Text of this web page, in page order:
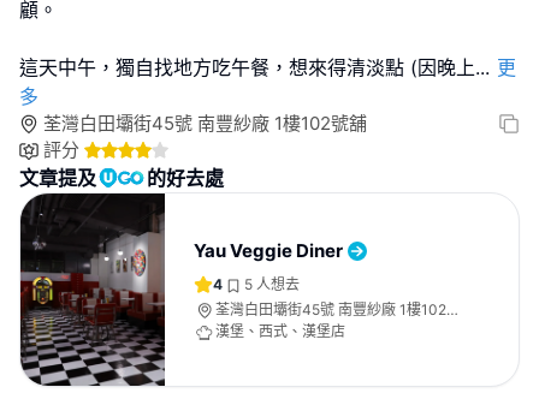
顧。
這天中午，獨自找地方吃午餐，想來得清淡點 (因晚上... 更
多
荃灣白田壩街45號 南豐紗廠 1樓102號舖
評分
文章提及 的好去處
Yau Veggie Diner
4 5 人想去
荃灣白田壩街45號 南豐紗廠 1樓102號
舖
漢堡、西式、漢堡店